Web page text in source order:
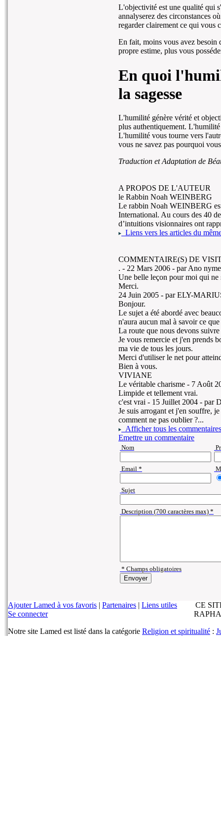
L'objectivité est une qualité qui
annalyserez des circonstances
regarder clairement ce qui vous
En fait, moins vous avez besoin
propre estime, plus vous
En quoi
la sagesse
L'humilité génère vérité et
plus authentiquement.
L'humilité vous tourne vers
vous ne savez pas pourquoi
Traduction et Adaptation de
A PROPOS DE L'AUTEUR
le Rabbin Noah WEINBERG
Le rabbin Noah WEINBERG
International. Au cours des 40
d’intuitions visionnaires ont
Liens vers les articles du
COMMENTAIRE(S) DE
. - 22 Mars 2006 - par Ano
Une belle leçon pour moi qui ne
Merci.
24 Juin 2005 - par ELY-
Bonjour.
Le sujet a été abordé avec
n'aura aucun mal à savoir ce
La route que nous devons
Je vous remercie et j'en prends
ma vie de tous les jours.
Merci d'utiliser le net pour
Bien à vous.
VIVIANE
Le véritable charisme - 7 Août
Limpide et tellement vrai.
c'est vrai - 15 Juillet 2004 - par
Je suis arrogant et j'en souffre,
comment ne pas oublier ?...
Afficher tous les commentaires
Emettre un commentaire
Nom
Email *
Sujet
Description (700 caractères max) *
* Champs obligatoires
Ajouter Lamed à vos favoris | Partenaires | Liens utiles
Se connecter
CE
Notre site Lamed est listé dans la catégorie Religion et spiritualité :